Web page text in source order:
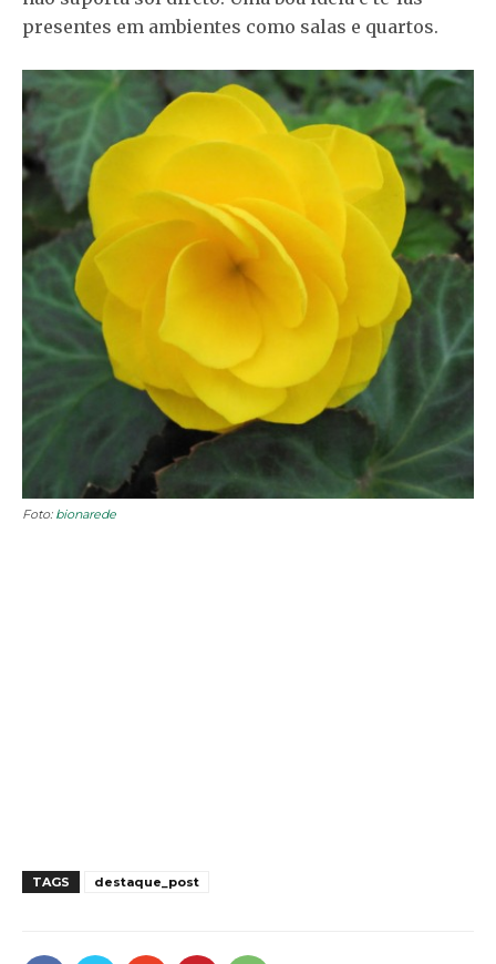
presentes em ambientes como salas e quartos.
Foto: bionarede
TAGS destaque_post